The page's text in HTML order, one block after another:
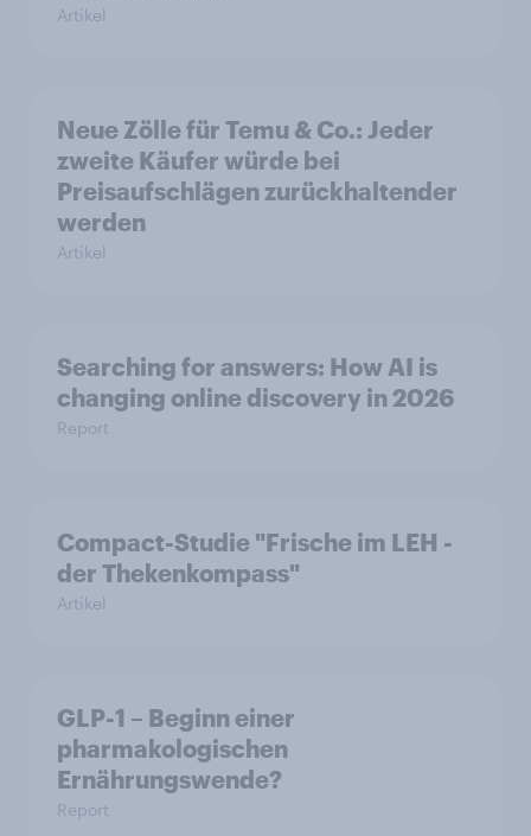
Artikel
Neue Zölle für Temu & Co.: Jeder
zweite Käufer würde bei
Preisaufschlägen zurückhaltender
werden
Artikel
Searching for answers: How AI is
changing online discovery in 2026
Report
Compact-Studie "Frische im LEH -
der Thekenkompass"
Artikel
GLP-1 – Beginn einer
pharmakologischen
Ernährungswende?
Report